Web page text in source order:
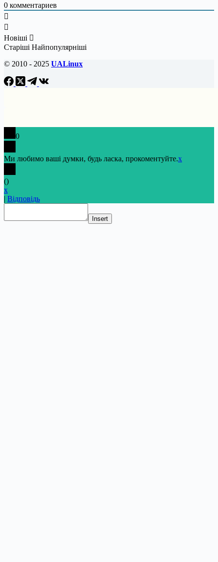
0 комментариев
Новіші
Старіші Найпопулярніші
© 2010 - 2025 UALinux
0
Ми любимо ваші думки, будь ласка, прокоментуйте.x
()
x
| Відповідь
Insert